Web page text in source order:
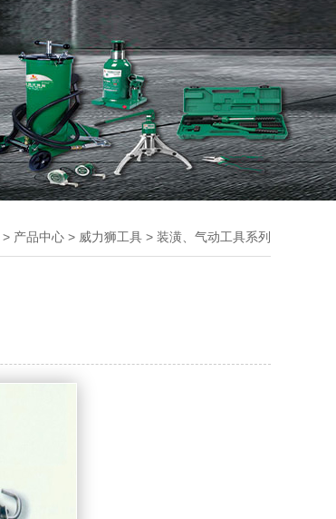
> 产品中心 > 威力狮工具 > 装潢、气动工具系列